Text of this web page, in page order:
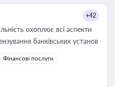
+42
охоплює всі аспекти
банківських установ
Фінансові послуги